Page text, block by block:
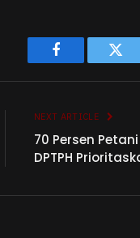
Facebook
NEXT ARTICLE
70 Persen
DPTPH